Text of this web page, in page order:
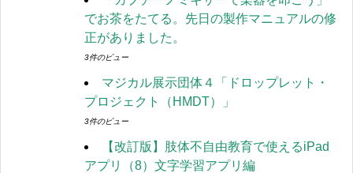
でお茶をたてる。先日の製作マニュアルの修
正がありました。
3件のビュー
マジカル展示団体４「ドロップレット・
プロジェクト（HMDT）」
3件のビュー
【改訂版】肢体不自由教育で使えるiPad
アプリ（8）文字学習アプリ編